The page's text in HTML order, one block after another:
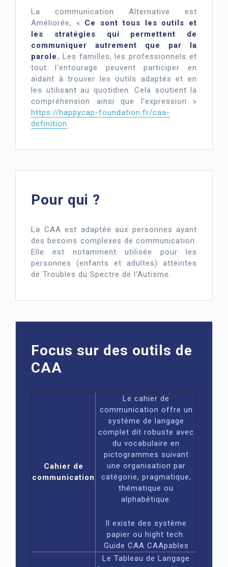
La communication Alternative est
Améliorée, « Ce sont tous les outils et
les stratégies qui permettent de
communiquer autrement que par la
parole. Les familles, les professionnels et
tout l’entourage peuvent participer en
aidant à trouver les outils adaptés et en
les utilisant au quotidien. Cela soutient la
compréhension ainsi que l’expression »
https://happycap-foundation.fr/caa-
definition
Pour qui ?
La CAA est adaptée aux personnes ayant
des besoins complexes de communication.
Elle est notamment utilisée pour les
personnes (enfants et adultes) atteintes
de Troubles du Spectre de l’Autisme.
Focus sur des outils de
CAA
Cahier de
communication
Le cahier de
communication offre un
système de langage
complet dit robuste avec
du vocabulaire en
pictogrammes suivant
une organisation par
catégorie, pragmatique,
thématique ou
alphabétique.
Il existe des système
papier ou hight tech.
Guide CAA CAApables
Le Tableau de Langage